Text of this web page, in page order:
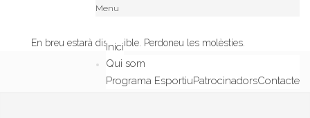
Menu
Inici
Qui som
Programa EsportiuPatrocinadorsContacte
En breu estarà disponible. Perdoneu les molèsties.